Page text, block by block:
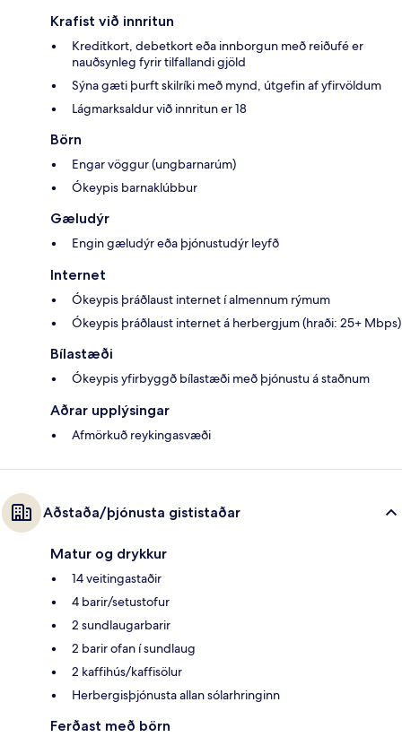
Krafist við innritun
Kreditkort, debetkort eða innborgun með reiðufé er
nauðsynleg fyrir tilfallandi gjöld
Sýna gæti þurft skilríki með mynd, útgefin af yfirvöldum
Lágmarksaldur við innritun er 18
Börn
Engar vöggur (ungbarnarúm)
Ókeypis barnaklúbbur
Gæludýr
Engin gæludýr eða þjónustudýr leyfð
Internet
Ókeypis þráðlaust internet í almennum rýmum
Ókeypis þráðlaust internet á herbergjum (hraði: 25+ Mbps)
Bílastæði
Ókeypis yfirbyggð bílastæði með þjónustu á staðnum
Aðrar upplýsingar
Afmörkuð reykingasvæði
Aðstaða/þjónusta gististaðar
Matur og drykkur
14 veitingastaðir
4 barir/setustofur
2 sundlaugarbarir
2 barir ofan í sundlaug
2 kaffihús/kaffisölur
Herbergisþjónusta allan sólarhringinn
Ferðast með börn